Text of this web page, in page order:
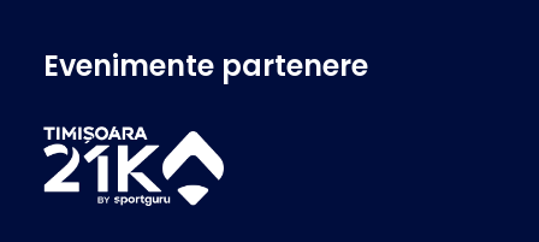
Evenimente partenere